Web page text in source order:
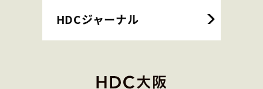
HDCジャーナル